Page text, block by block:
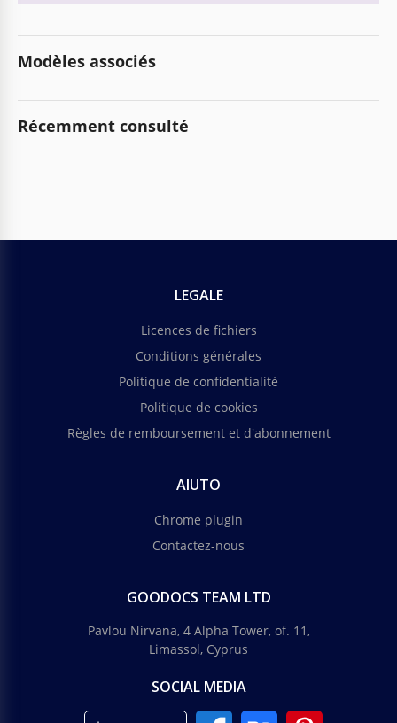
Modèles associés
Récemment consulté
LEGALE
Licences de fichiers
Conditions générales
Politique de confidentialité
Politique de cookies
Règles de remboursement et d'abonnement
AIUTO
Chrome plugin
Contactez-nous
GOODOCS TEAM LTD
Pavlou Nirvana, 4 Alpha Tower, of. 11,
Limassol, Cyprus
SOCIAL MEDIA